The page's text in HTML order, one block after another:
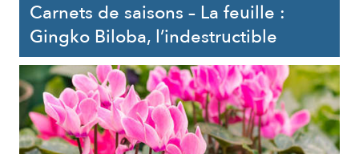
Carnets de saisons – La feuille :
Gingko Biloba, l’indestructible